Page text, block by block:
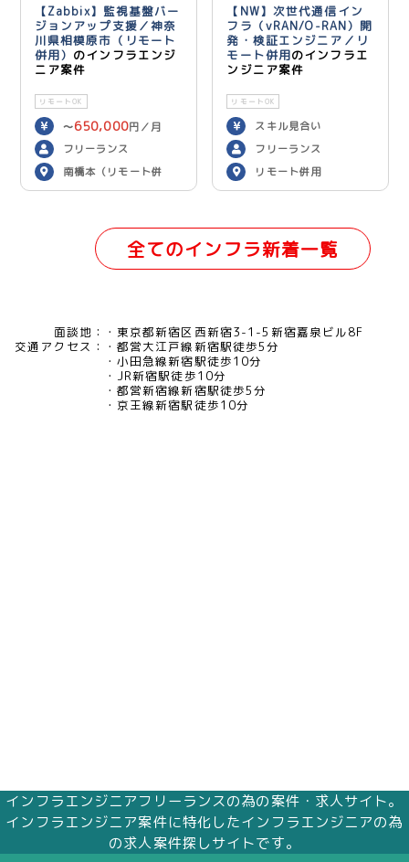
【Zabbix】監視基盤バー
ジョンアップ支援／神奈
川県相模原市（リモート
併用） のインフラエンジ
ニア案件
リモートOK
〜650,000円／月
フリーランス
南橋本（リモート併
用）
【NW】次世代通信イン
フラ（vRAN/O-RAN）開
発・検証エンジニア／リ
モート併用のインフラエ
ンジニア案件
リモートOK
スキル見合い
フリーランス
リモート併用
全てのインフラ新着一覧
面談地：
東京都新宿区西新宿3-1-5新宿嘉泉ビル8F
交通アクセス：
都営大江戸線新宿駅徒歩5分
小田急線新宿駅徒歩10分
JR新宿駅徒歩10分
都営新宿線新宿駅徒歩5分
京王線新宿駅徒歩10分
インフラエンジニアフリーランスの為の案件・求人サイト。
インフラエンジニア案件に特化したインフラエンジニアの為
の求人案件探しサイトです。